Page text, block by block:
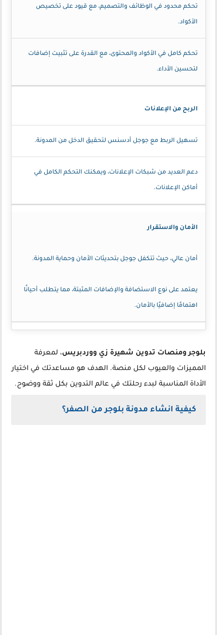
تحكم محدود في الوظائف والتصميم، مع قيود على تخصيص
الأكواد.
تحكم كامل في الأكواد والمحتوى، مع القدرة على تثبيت إضافات
لتحسين الأداء.
الربح من الإعلانات
تسهيل الربط مع جوجل أدسنس لتحقيق الدخل من المدونة.
دعم العديد من شبكات الإعلانات، ويمكنك التحكم الكامل في
أماكن الإعلانات.
الأمان والاستقرار
أمان عالي، حيث تتكفل جوجل بتحديثات الأمان وحماية المدونة.
يعتمد على نوع الاستضافة والإضافات المثبتة، مما يتطلب أحيانًا
اهتمامًا إضافيًا بالأمان.
بلوجر ومنصات تدوين شهيرة زي ووردبريس، لمعرفة
المميزات والعيوب لكل منصة. الهدف هو مساعدتك في اختيار
الأداة المناسبة لبدء رحلتك في عالم التدوين بكل ثقة ووضوح.
كيفية انشاء مدونة بلوجر من الصفر؟